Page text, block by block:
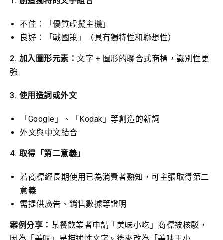
不佳：「優質虛擬主機」
良好：「戰國策」（具有獨特性和聯想性）
2. 加入圖形元素： 文字 + 圖形的聯合式商標，識別性更
強
3. 使用造詞或外文
「Google」、「Kodak」等創造的新詞
外文與中文結合
4. 取得「第二意義」
若商標經長期使用已為消費者熟知，可主張取得第二
意義
需提供廣告、銷售數據等證明
案例分享： 某餐飲業者申請「美味小吃」商標被核駁，